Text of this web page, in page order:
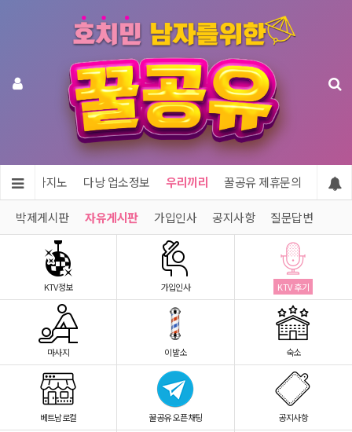
어 & 카지노 다낭 업소정보 우리끼리 꿀공유 제휴문의
박제게시판 자유게시판 가입인사 공지사항 질문답변
KTV정보 가입인사 KTV 후기
마사지 이발소 숙소
베트남로컬 꿀공유 오픈채팅 공지사항